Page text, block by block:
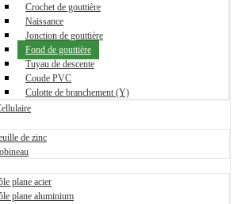
Crochet de gouttière
Naissance
Jonction de gouttière
Fond de gouttière
Tuyau de descente
Coude PVC
Culotte de branchement (Y)
de zinc
plane acier
plane aluminium